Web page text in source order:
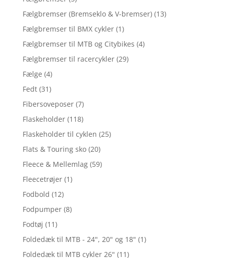
Fælgbremser (Bremseklo & V-bremser) (13)
Fælgbremser til BMX cykler (1)
Fælgbremser til MTB og Citybikes (4)
Fælgbremser til racercykler (29)
Fælge (4)
Fedt (31)
Fibersoveposer (7)
Flaskeholder (118)
Flaskeholder til cyklen (25)
Flats & Touring sko (20)
Fleece & Mellemlag (59)
Fleecetrøjer (1)
Fodbold (12)
Fodpumper (8)
Fodtøj (11)
Foldedæk til MTB - 24", 20" og 18" (1)
Foldedæk til MTB cykler 26" (11)